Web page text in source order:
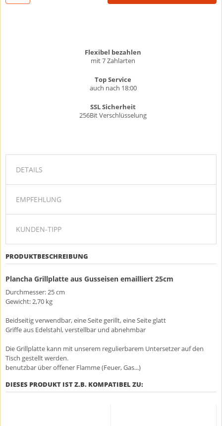
Flexibel bezahlen
mit 7 Zahlarten
Top Service
auch nach 18:00
SSL Sicherheit
256Bit Verschlüsselung
DETAILS
EMPFEHLUNG
KUNDEN-TIPP
PRODUKTBESCHREIBUNG
Plancha Grillplatte aus Gusseisen emailliert 25cm
Durchmesser: 25 cm
Gewicht: 2,70 kg
Beidseitig verwendbar, eine Seite gerillt, eine Seite glatt
Griffe aus Edelstahl, verstellbar und abnehmbar
Die Grillplatte kann mit unserem regulierbarem Untersetzer auf den
Tisch gestellt werden.
benutzbar über offener Flamme (Feuer, Gas...)
DIESES PRODUKT IST Z.B. KOMPATIBEL ZU: